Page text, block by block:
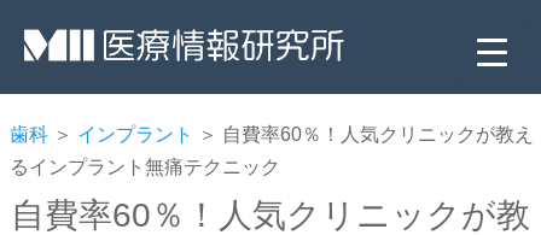
歯科 ＞ インプラント
＞ 自費率60％！人気クリニックが教え
るインプラント無痛テクニック
自費率60％！人気クリニックが教